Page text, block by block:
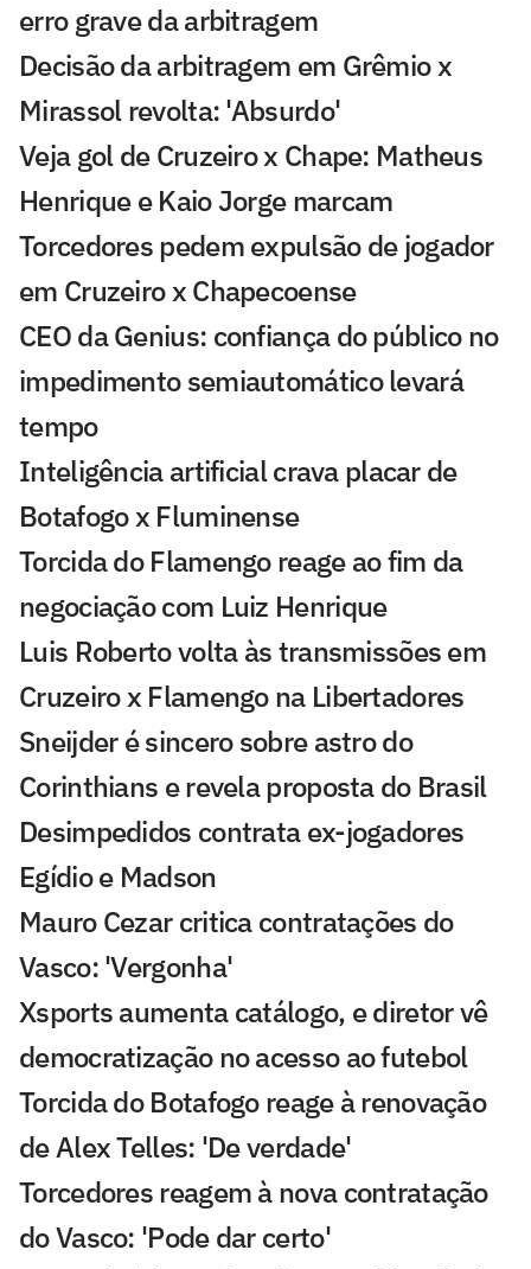
erro grave da arbitragem
Decisão da arbitragem em Grêmio x
Mirassol revolta: 'Absurdo'
Veja gol de Cruzeiro x Chape: Matheus
Henrique e Kaio Jorge marcam
Torcedores pedem expulsão de jogador
em Cruzeiro x Chapecoense
CEO da Genius: confiança do público no
impedimento semiautomático levará
tempo
Inteligência artificial crava placar de
Botafogo x Fluminense
Torcida do Flamengo reage ao fim da
negociação com Luiz Henrique
Luis Roberto volta às transmissões em
Cruzeiro x Flamengo na Libertadores
Sneijder é sincero sobre astro do
Corinthians e revela proposta do Brasil
Desimpedidos contrata ex-jogadores
Egídio e Madson
Mauro Cezar critica contratações do
Vasco: 'Vergonha'
Xsports aumenta catálogo, e diretor vê
democratização no acesso ao futebol
Torcida do Botafogo reage à renovação
de Alex Telles: 'De verdade'
Torcedores reagem à nova contratação
do Vasco: 'Pode dar certo'